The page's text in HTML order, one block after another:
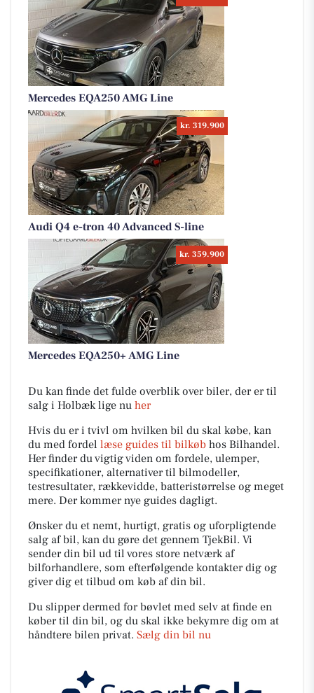
Mercedes EQA250 AMG Line
kr. 319.900
Audi Q4 e-tron 40 Advanced S-line
kr. 359.900
Mercedes EQA250+ AMG Line
Du kan finde det fulde overblik over biler, der er til
salg i Holbæk lige nu her
Hvis du er i tvivl om hvilken bil du skal købe, kan
du med fordel læse guides til bilkøb hos Bilhandel.
Her finder du vigtig viden om fordele, ulemper,
specifikationer, alternativer til bilmodeller,
testresultater, rækkevidde, batteristørrelse og meget
mere. Der kommer nye guides dagligt.
Ønsker du et nemt, hurtigt, gratis og uforpligtende
salg af bil, kan du gøre det gennem TjekBil. Vi
sender din bil ud til vores store netværk af
bilforhandlere, som efterfølgende kontakter dig og
giver dig et tilbud om køb af din bil.
Du slipper dermed for bøvlet med selv at finde en
køber til din bil, og du skal ikke bekymre dig om at
håndtere bilen privat. Sælg din bil nu